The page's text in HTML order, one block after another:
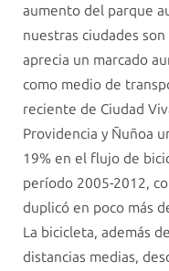
aumento del parque
nuestras ciudades
aprecia un marcado
como medio de
reciente de Ciudad
Providencia y Ñuñoa
19% en el flujo de
período 2005-2012,
duplicó en poco más
La bicicleta, además
distancias medias,